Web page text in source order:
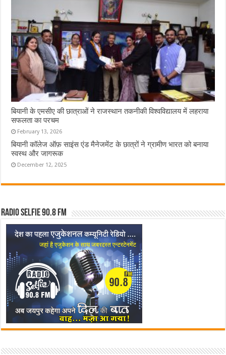
बियानी के एमसीए की छात्राओं ने राजस्थान तकनीकी विश्वविद्यालय में लहराया
सफलता का परचम
February 13, 2026
बियानी कॉलेज ऑफ़ साइंस एंड मैनेजमेंट के छात्रों ने ग्रामीण भारत को बनाया
स्वस्थ और जागरूक
December 12, 2025
Radio Selfie 90.8 FM